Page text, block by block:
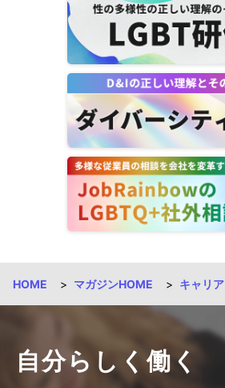
HOME マガジンHOME キャリア
自分らしく働く